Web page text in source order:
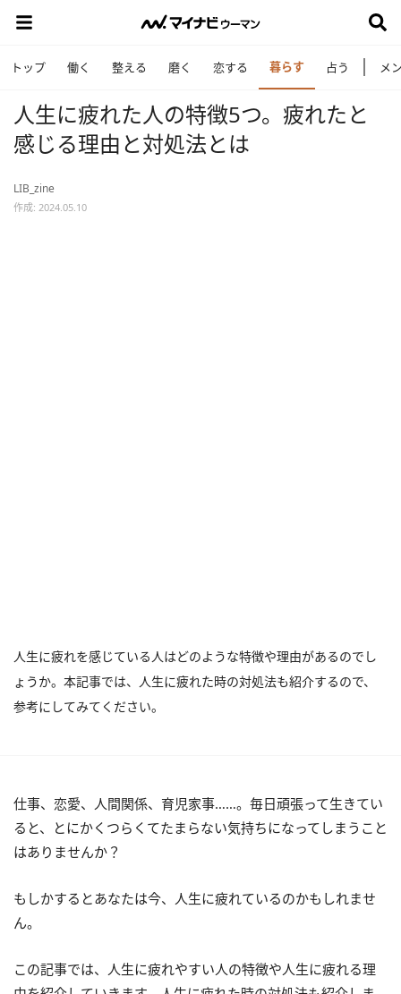
トップ 働く 整える 磨く 恋する 暮らす 占う メ
人生に疲れた人の特徴5つ。疲れたと
感じる理由と対処法とは
LIB_zine
作成: 2024.05.10
人生に疲れを感じている人はどのような特徴や理由があるのでし
ょうか。本記事では、人生に疲れた時の対処法も紹介するので、
参考にしてみてください。
仕事、恋愛、人間関係、育児家事……。毎日頑張って生きてい
ると、とにかくつらくてたまらない気持ちになってしまうこと
はありませんか？
もしかするとあなたは今、人生に疲れているのかもしれませ
ん。
この記事では、人生に疲れやすい人の特徴や人生に疲れる理